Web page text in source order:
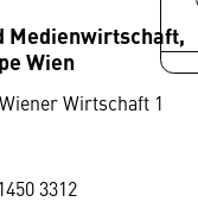
Medienwirtschaft,
Wien
Wirtschaft 1
3312